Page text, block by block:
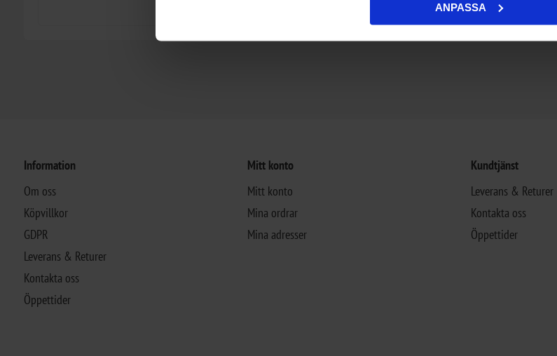
ANPASSA
Information
Om oss
Köpvillkor
GDPR
Leverans & Returer
Kontakta oss
Öppettider
Mitt konto
Mitt konto
Mina ordrar
Mina adresser
Kundtjänst
Leverans & Returer
Kontakta oss
Öppettider